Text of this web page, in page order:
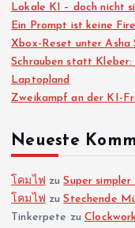
Lokale KI – doch nicht
Ein Prompt ist keine
Xbox-Reset unter Asha
Schrauben statt Kleber:
Laptopland
Zweikampf an der KI-
Neueste
โคมไฟ zuSuper
โคมไฟ zuStechende
Tinkerpete zu